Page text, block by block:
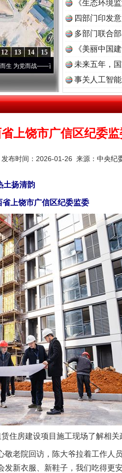
15
14
13
12
战——百年“纪”事⑧加强纪律..·[视频]牢记初心
《生态环境
读
四部门印发
多部门联合
《美丽中国
未来五年，
事关人工智
上饶市广信区纪委监
发布时间：2026-01-26 来源： 中央纪
土扬清韵
上饶市广信区纪委监委
住房建设项目施工现场了解相
院回访，陈大爷拉着工作人
新衣服、新鞋子，我们吃得更